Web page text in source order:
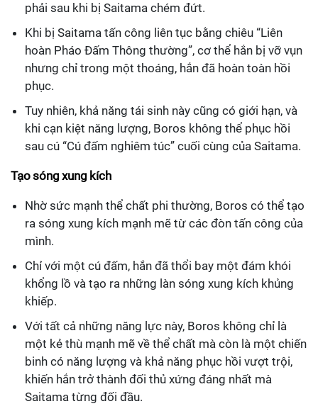
phải sau khi bị Saitama chém đứt.
Khi bị Saitama tấn công liên tục bằng chiêu “Liên
hoàn Pháo Đấm Thông thường”, cơ thể hắn bị vỡ vụn
nhưng chỉ trong một thoáng, hắn đã hoàn toàn hồi
phục.
Tuy nhiên, khả năng tái sinh này cũng có giới hạn, và
khi cạn kiệt năng lượng, Boros không thể phục hồi
sau cú “Cú đấm nghiêm túc” cuối cùng của Saitama.
Tạo sóng xung kích
Nhờ sức mạnh thể chất phi thường, Boros có thể tạo
ra sóng xung kích mạnh mẽ từ các đòn tấn công của
mình.
Chỉ với một cú đấm, hắn đã thổi bay một đám khói
khổng lồ và tạo ra những làn sóng xung kích khủng
khiếp.
Với tất cả những năng lực này, Boros không chỉ là
một kẻ thù mạnh mẽ về thể chất mà còn là một chiến
binh có năng lượng và khả năng phục hồi vượt trội,
khiến hắn trở thành đối thủ xứng đáng nhất mà
Saitama từng đối đầu.